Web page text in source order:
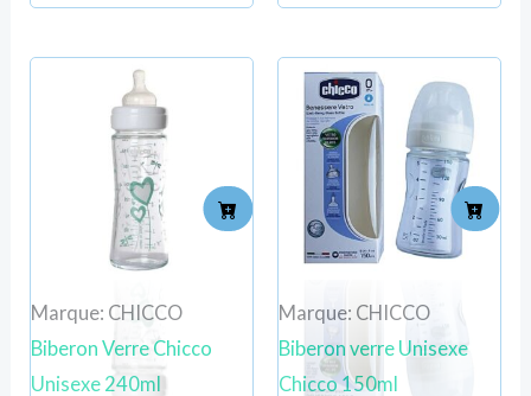
Marque: CHICCO
Biberon Verre Chicco
Unisexe 240ml
Marque: CHICCO
Biberon verre Unisexe
Chicco 150ml